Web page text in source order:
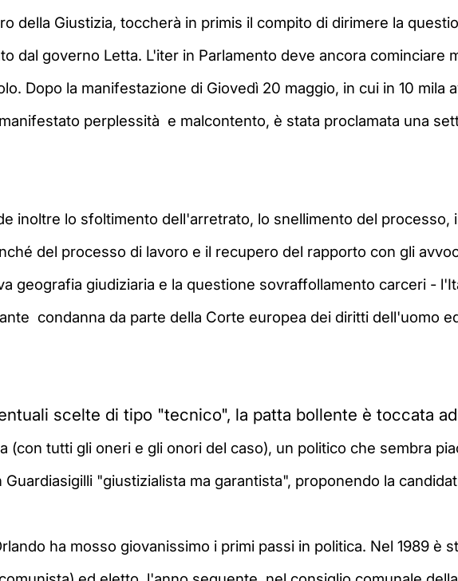
della Giustizia, toccherà in primis il compito di dirimere la
dal governo Letta. L'iter in Parlamento deve ancora cominciare
Dopo la manifestazione di Giovedì 20 maggio, in cui in 10 mila
perplessità e malcontento, è stata proclamata una
inoltre lo sfoltimento dell'arretrato, lo snellimento del processo,
del processo di lavoro e il recupero del rapporto con gli
geografia giudiziaria e la questione sovraffollamento carceri -
condanna da parte della Corte europea dei diritti dell'uomo
scelte di tipo "tecnico", la patta bollente è toccata
(con tutti gli oneri e gli onori del caso), un politico che sembra
"giustizialista ma garantista", proponendo la
ha mosso giovanissimo i primi passi in politica. Nel 1989 è